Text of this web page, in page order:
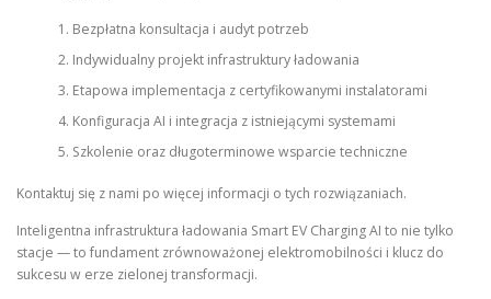
Bezpłatna konsultacja i audyt potrzeb
Indywidualny projekt infrastruktury ładowania
Etapowa implementacja z certyfikowanymi instalatorami
Konfiguracja AI i integracja z istniejącymi systemami
Szkolenie oraz długoterminowe wsparcie techniczne
Kontaktuj się z nami po więcej informacji o tych rozwiązaniach.
Inteligentna infrastruktura ładowania Smart EV Charging AI to nie tylko
stacje — to fundament zrównoważonej elektromobilności i klucz do
sukcesu w erze zielonej transformacji.